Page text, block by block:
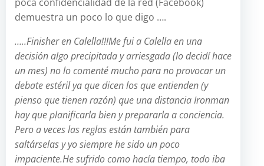
demuestra un poco lo que digo ….
…..Finisher en Calella!!!Me fui a Calella en una
decisión algo precipitada y arriesgada (lo decidí hace
un mes) no lo comenté mucho para no provocar un
debate estéril ya que dicen los que entienden (y
pienso que tienen razón) que una distancia Ironman
hay que planificarla bien y prepararla a conciencia.
Pero a veces las reglas están también para
saltárselas y yo siempre he sido un poco
impaciente.He sufrido como hacía tiempo, todo iba